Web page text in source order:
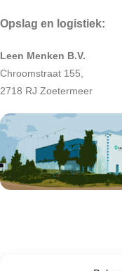
Opslag en logistiek:
Leen Menken B.V.
Chroomstraat 155,
2718 RJ Zoetermeer